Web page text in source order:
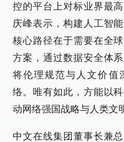
控的平台上对标业界最
庆峰表示，构建人工智
核心路径在于需要在全
方案，通过数据安全体
将伦理规范与人文价值
络。唯有如此，方能以
动网络强国战略与人类文
中文在线集团董事长兼